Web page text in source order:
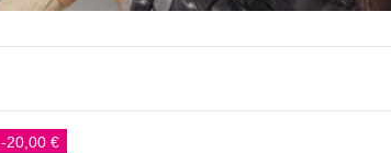
-20,00 €